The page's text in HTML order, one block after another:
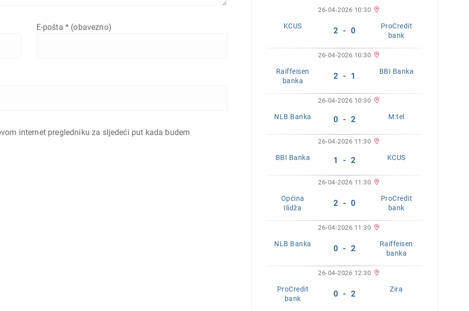
E-pošta * (obavezno)
internet pregledniku za sljedeći put kada budem
26-04-2026 10:30
KCUS 2 - 0
ProCredit
bank
26-04-2026 10:30
Raiffeisen
banka
2 - 1 BBI Banka
26-04-2026 10:30
NLB Banka 0 - 2 M:tel
26-04-2026 11:30
BBI Banka 1 - 2 KCUS
26-04-2026 11:30
Općina
Ilidža
2 - 0
ProCredit
bank
26-04-2026 11:30
NLB Banka 0 - 2
Raiffeisen
banka
26-04-2026 12:30
ProCredit
bank
0 - 2 Zira